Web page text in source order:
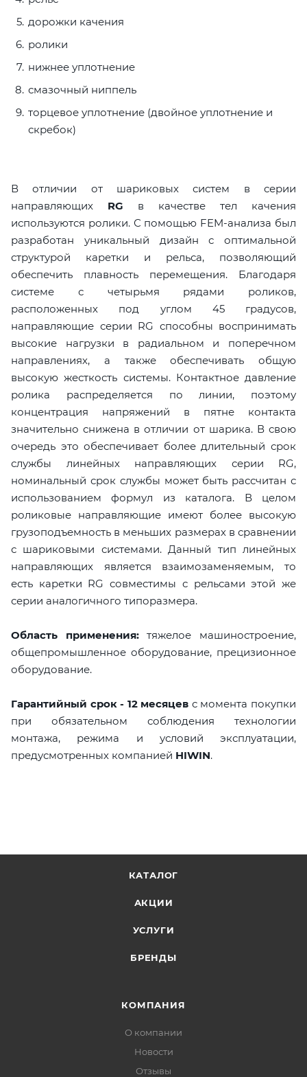
дорожки качения
ролики
нижнее уплотнение
смазочный ниппель
торцевое уплотнение (двойное уплотнение и
скребок)
В отличии от шариковых систем в серии
направляющих RG в качестве тел качения
используются ролики. С помощью FEM-анализа был
разработан уникальный дизайн с оптимальной
структурой каретки и рельса, позволяющий
обеспечить плавность перемещения. Благодаря
системе с четырьмя рядами роликов,
расположенных под углом 45 градусов,
направляющие серии RG способны воспринимать
высокие нагрузки в радиальном и поперечном
направлениях, а также обеспечивать общую
высокую жесткость системы. Контактное давление
ролика распределяется по линии, поэтому
концентрация напряжений в пятне контакта
значительно снижена в отличии от шарика. В свою
очередь это обеспечивает более длительный срок
службы линейных направляющих серии RG,
номинальный срок службы может быть рассчитан с
использованием формул из каталога. В целом
роликовые направляющие имеют более высокую
грузоподъемность в меньших размерах в сравнении
с шариковыми системами. Данный тип линейных
направляющих является взаимозаменяемым, то
есть каретки RG совместимы с рельсами этой же
серии аналогичного типоразмера.
Область применения:тяжелое машиностроение,
общепромышленное оборудование, прецизионное
оборудование.
Гарантийный срок - 12 месяцев с момента покупки
при обязательном соблюдения технологии
монтажа, режима и условий эксплуатации,
предусмотренных компанией HIWIN.
КАТАЛОГ
АКЦИИ
УСЛУГИ
БРЕНДЫ
КОМПАНИЯ
О компании
Новости
Отзывы